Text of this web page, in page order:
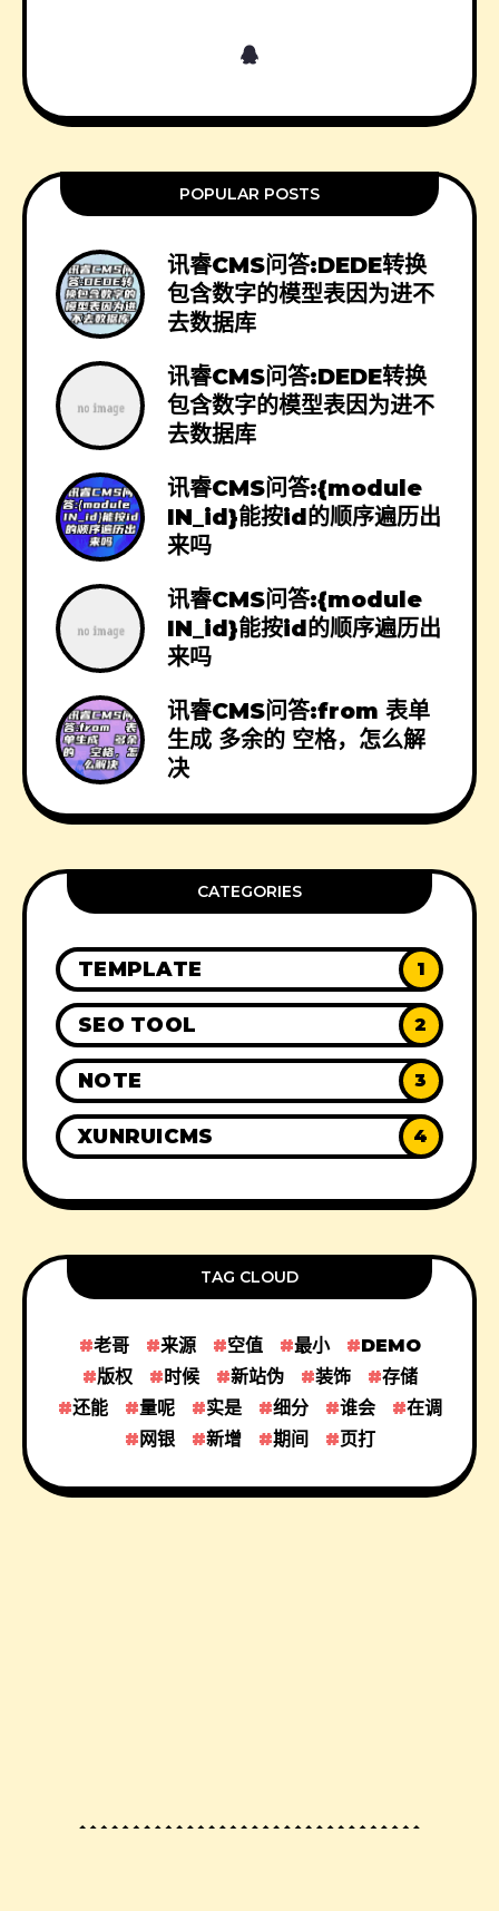
POPULAR POSTS
讯睿CMS问答:DEDE转换
包含数字的模型表因为进不
去数据库
讯睿CMS问答:DEDE转换
包含数字的模型表因为进不
去数据库
讯睿CMS问答:{module
IN_id}能按id的顺序遍历出
来吗
讯睿CMS问答:{module
IN_id}能按id的顺序遍历出
来吗
讯睿CMS问答:from 表单
生成 多余的 空格，怎么解
决
CATEGORIES
TEMPLATE 1
SEO TOOL 2
NOTE 3
XUNRUICMS 4
TAG CLOUD
老哥 来源 空值 最小
DEMO
版权
时候 新站伪 装饰
存储
还能
量呢 实是 细分 谁会
在调
网银
新增 期间 页打